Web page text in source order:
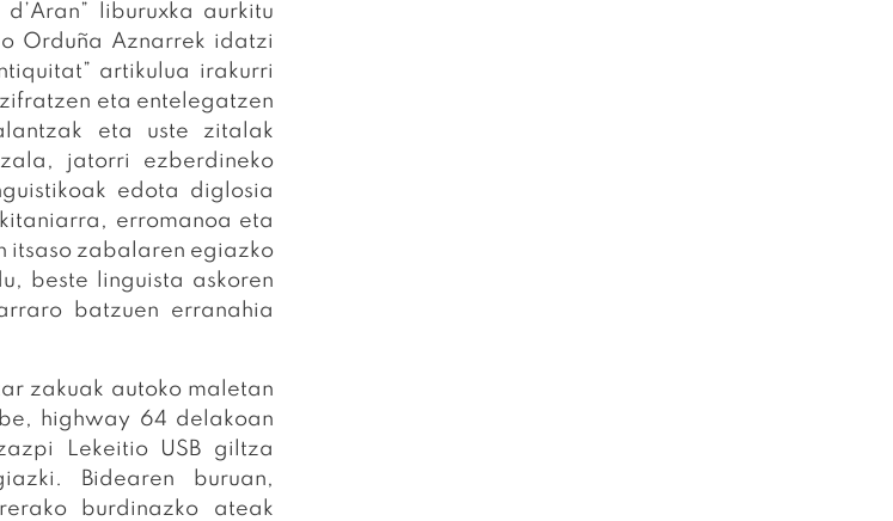
liburuxka aurkitu
Orduña Aznarrek idatzi
artikulua irakurri
eta entelegatzen
eta uste zitalak
jatorri ezberdineko
edota diglosia
erromanoa eta
itsaso zabalaren egiazko
beste linguista askoren
batzuen erranahia
autoko maletan
highway 64 delakoan
Lekeitio USB giltza
Bidearen buruan,
burdinazko ateak